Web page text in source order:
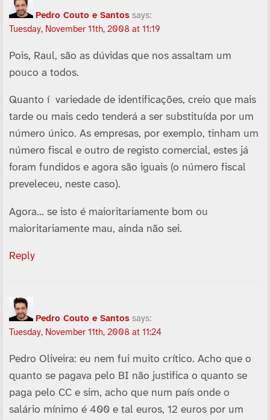
Pedro Couto e Santos says:
Tuesday, November 11th, 2008 at 11:19
Pois, Raul, são as dúvidas que nos assaltam um
pouco a todos.
Quanto í variedade de identificações, creio que mais
tarde ou mais cedo tenderá a ser substituí­da por um
número único. As empresas, por exemplo, tinham um
número fiscal e outro de registo comercial, estes já
foram fundidos e agora são iguais (o número fiscal
preveleceu, neste caso).
Agora… se isto é maioritariamente bom ou
maioritariamente mau, ainda não sei.
Reply
Pedro Couto e Santos says:
Tuesday, November 11th, 2008 at 11:24
Pedro Oliveira: eu nem fui muito crí­tico. Acho que o
quanto se pagava pelo BI não justifica o quanto se
paga pelo CC e sim, acho que num paí­s onde o
salário mí­nimo é 400 e tal euros, 12 euros por um